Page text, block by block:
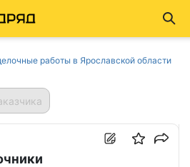
работы в Ярославской области